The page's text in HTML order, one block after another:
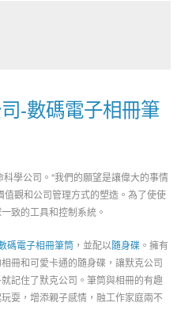
-數碼電子相冊筆
學公司。“我們的願望是讓偉大的事情
值觀和公司管理方式的塑造。為了使使
致的工具和控制系統。
碼電子相冊筆筒 ，並配以 隨身碟 。擁有
冊和可愛卡通的隨身碟，讓默克公司
記住了默克公司。筆筒與相冊的有趣
耍，增添親子感情，融工作家庭兩不